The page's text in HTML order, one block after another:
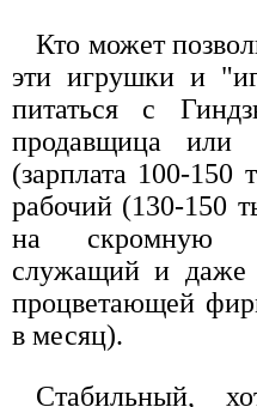
Кто может
эти игрушки и
питаться с
продавщица или
(зарплата 100-
рабочий (130-150
на скромную
служащий и
процветающей
в месяц).
Стабильный,